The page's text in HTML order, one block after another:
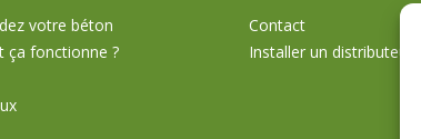
votre béton
ça fonctionne ?
Contact
Installer un distributeur